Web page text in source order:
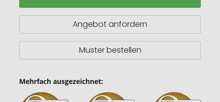
Angebot anfordern
Muster bestellen
Mehrfach ausgezeichnet: